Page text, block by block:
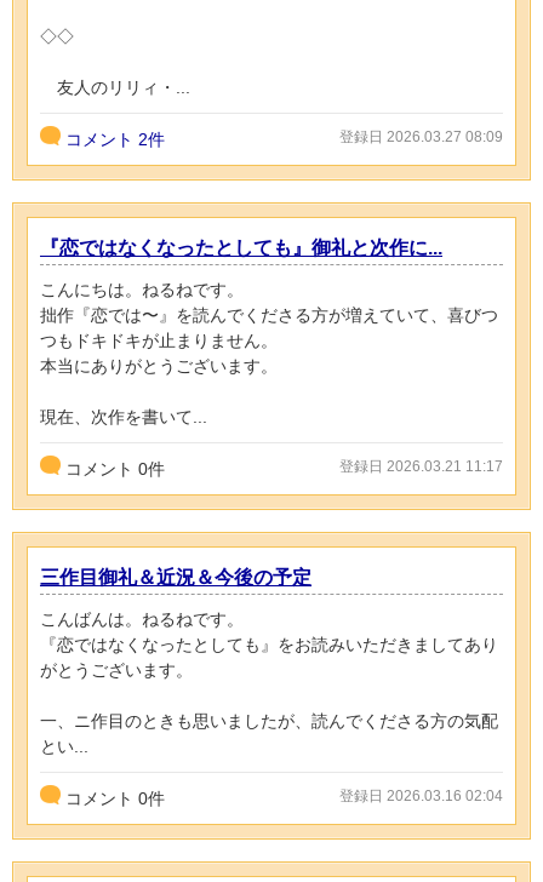
◇◇
友人のリリィ・...
コメント 2件 登録日 2026.03.27 08:09
『恋ではなくなったとしても』御礼と次作に...
こんにちは。ねるねです。
拙作『恋では〜』を読んでくださる方が増えていて、喜びつ
つもドキドキが止まりません。
本当にありがとうございます。
現在、次作を書いて...
コメント 0件 登録日 2026.03.21 11:17
三作目御礼＆近況＆今後の予定
こんばんは。ねるねです。
『恋ではなくなったとしても』をお読みいただきましてあり
がとうございます。
一、ニ作目のときも思いましたが、読んでくださる方の気配
とい...
コメント 0件 登録日 2026.03.16 02:04